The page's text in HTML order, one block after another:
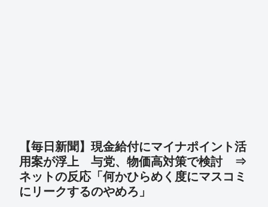
【毎日新聞】現金給付にマイナポイント活
用案が浮上 与党、物価高対策で検討 ⇒
ネットの反応「何かひらめく度にマスコミ
にリークするのやめろ」